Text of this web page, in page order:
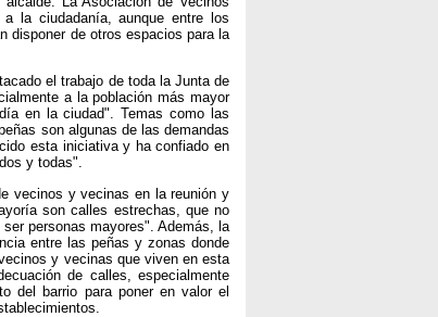
la ciudadanía, aunque entre los
disponer de otros espacios para la
el trabajo de toda la Junta de
a la población más mayor
en la ciudad". Temas como las
son algunas de las demandas
esta iniciativa y ha confiado en
y todas".
vecinos y vecinas en la reunión y
son calles estrechas, que no
personas mayores". Además, la
entre las peñas y zonas donde
y vecinas que viven en esta
de calles, especialmente
del barrio para poner en valor el